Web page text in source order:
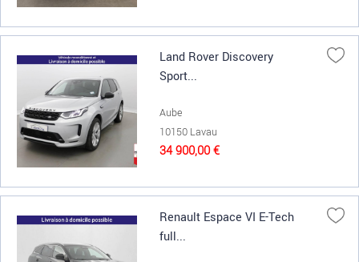
Land Rover Discovery
Sport...
Aube
10150 Lavau
34 900,00 €
Renault Espace VI E-Tech
full...